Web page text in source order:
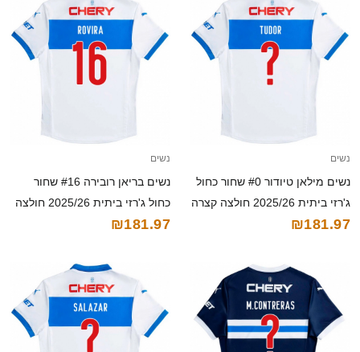
נשים
נשים מילאן טיודור #0 שחור כחול
ג'רזי ביתית 2025/26 חולצה קצרה
₪181.97
נשים
נשים בריאן רובירה #16 שחור
כחול ג'רזי ביתית 2025/26 חולצה
קצרה
₪181.97